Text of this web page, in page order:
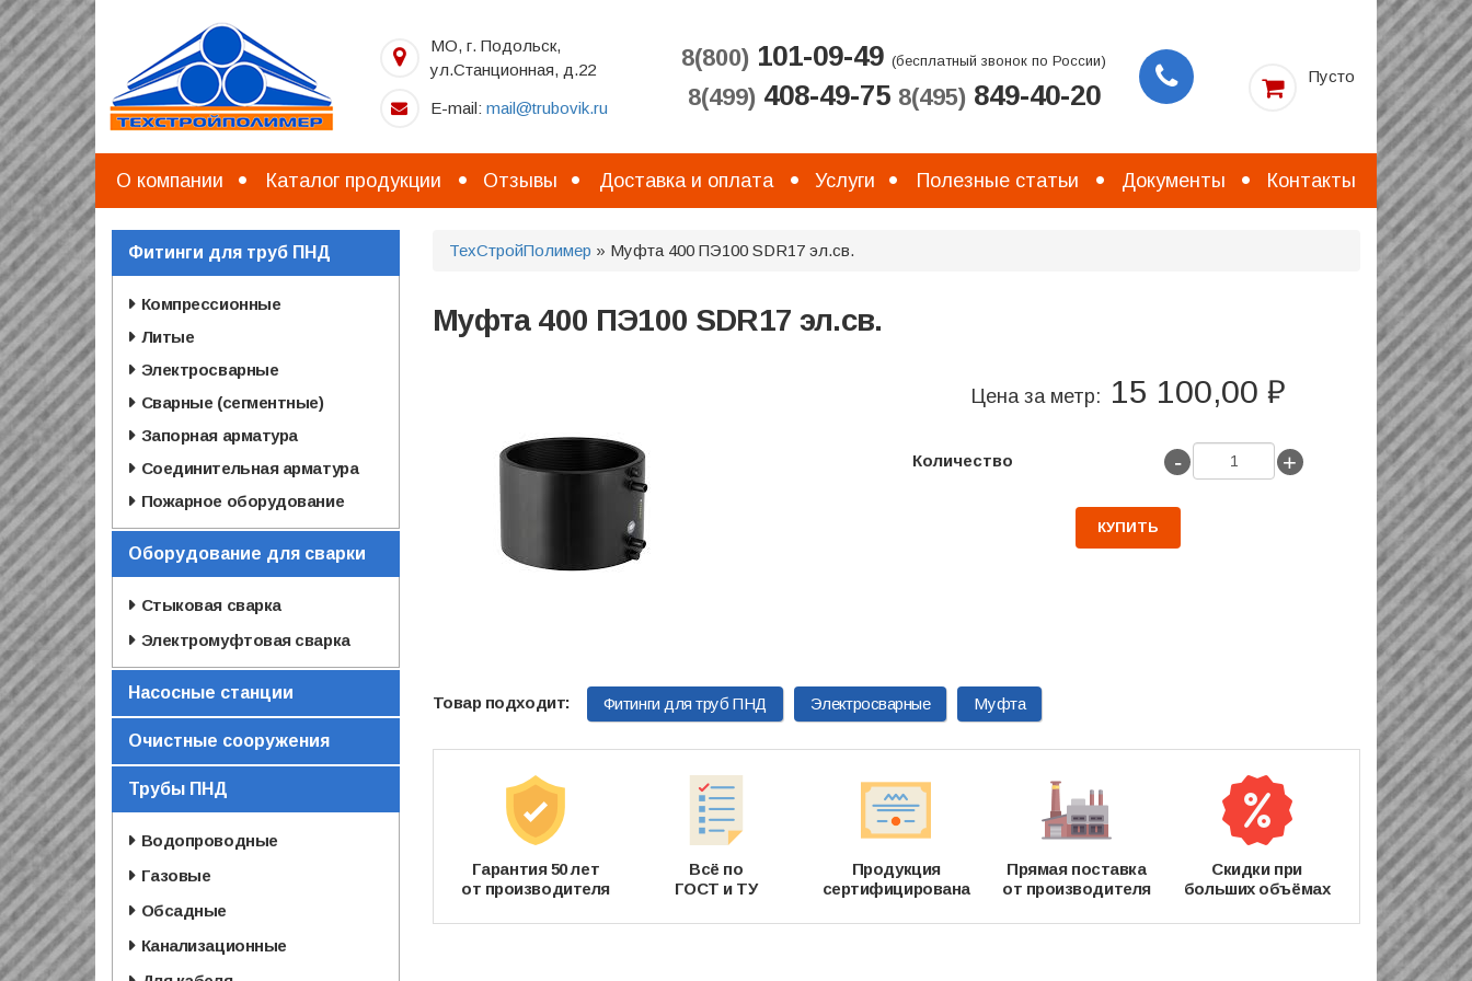
Перейти
к
основному
содержанию
МО, г. Подольск,
ул.Станционная, д.22
E-mail: mail@trubovik.ru
8(800) 101-09-49 (бесплатный звонок по России)
8(499) 408-49-75 8(495) 849-40-20
звонок
Пусто
О компании Каталог продукции Отзывы Доставка и оплата Услуги Полезные статьи Документы Контакты
Фитинги для труб ПНД
Компрессионные
Литые
Электросварные
Сварные (сегментные)
Запорная арматура
Соединительная арматура
Пожарное оборудование
Оборудование для сварки
Стыковая сварка
Электромуфтовая сварка
Насосные станции
Очистные сооружения
Трубы ПНД
Водопроводные
Газовые
Обсадные
Канализационные
ТехСтройПолимер » Муфта 400 ПЭ100 SDR17 эл.св.
Муфта 400 ПЭ100 SDR17 эл.св.
Цена за метр: 15 100,00 ₽
Количество - +
КУПИТЬ
Фитинги для труб ПНД Электросварные Муфта
Гарантия 50 лет
от производителя
Всё по
ГОСТ и ТУ
Продукция
сертифицирована
Прямая поставка
от производителя
Скидки при
больших объёмах